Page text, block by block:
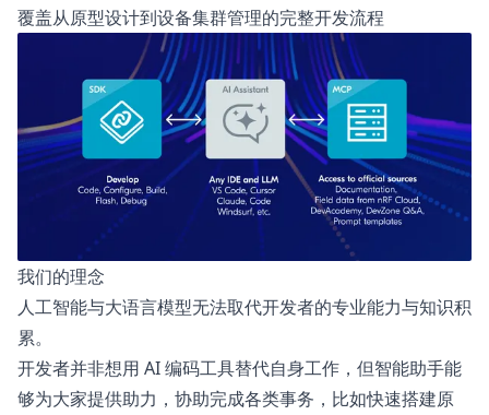
覆盖从原型设计到设备集群管理的完整开发流程
我们的理念
人工智能与大语言模型无法取代开发者的专业能力与知识积
累。
开发者并非想用 AI 编码工具替代自身工作，但智能助手能
够为大家提供助力，协助完成各类事务，比如快速搭建原